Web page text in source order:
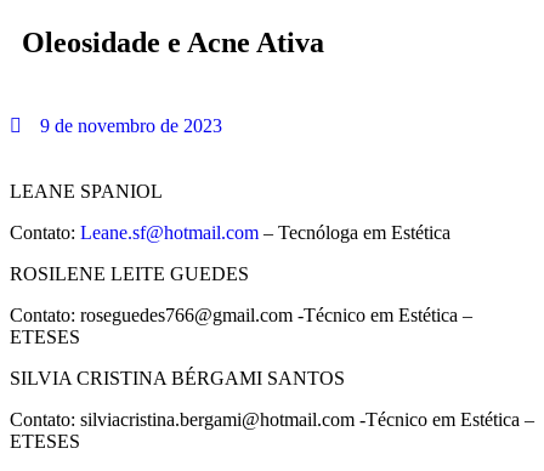
Oleosidade e Acne Ativa
9 de novembro de 2023
LEANE SPANIOL
Contato: Leane.sf@hotmail.com – Tecnóloga em Estética
ROSILENE LEITE GUEDES
Contato: roseguedes766@gmail.com -Técnico em Estética –
ETESES
SILVIA CRISTINA BÉRGAMI SANTOS
Contato: silviacristina.bergami@hotmail.com -Técnico em Estética –
ETESES